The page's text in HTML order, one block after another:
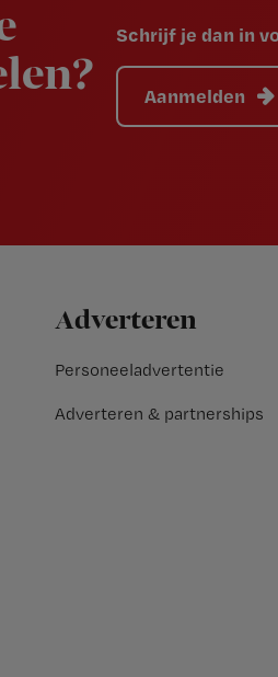
Schrijf je dan in
Aanmelden
Adverteren
Personeeladvertentie
Adverteren & partnerships